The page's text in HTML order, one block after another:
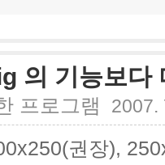
의 기능보다
프로그램 2007.
권장),